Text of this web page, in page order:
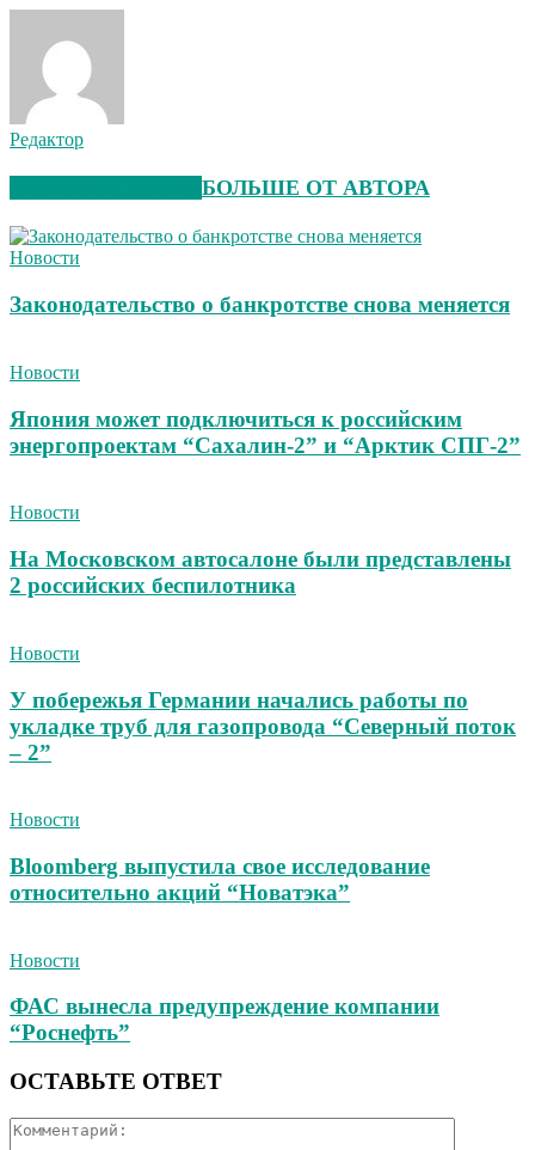
Редактор
БОЛЬШЕ ОТ АВТОРА
Новости
Законодательство о банкротстве снова меняется
Новости
Япония может подключиться к российским
энергопроектам “Сахалин-2” и “Арктик СПГ-2”
Новости
На Московском автосалоне были представлены
2 российских беспилотника
Новости
У побережья Германии начались работы по
укладке труб для газопровода “Северный поток
– 2”
Новости
Bloomberg выпустила свое исследование
относительно акций “Новатэка”
Новости
ФАС вынесла предупреждение компании
“Роснефть”
ОСТАВЬТЕ ОТВЕТ